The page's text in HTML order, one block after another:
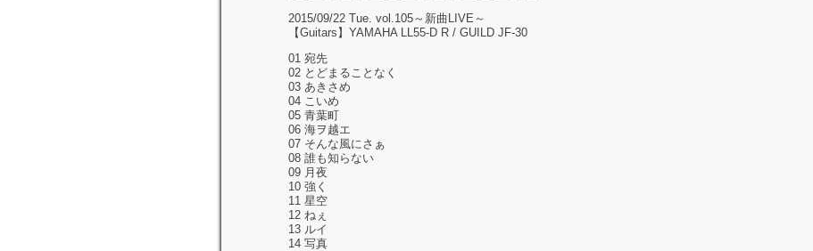
2015/09/22 Tue. vol.105～新曲LIVE～
【Guitars】YAMAHA LL55-D R / GUILD JF-30
01 宛先
02 とどまることなく
03 あきさめ
04 こいめ
05 青葉町
06 海ヲ越エ
07 そんな風にさぁ
08 誰も知らない
09 月夜
10 強く
11 星空
12 ねぇ
13 ルイ
14 写真